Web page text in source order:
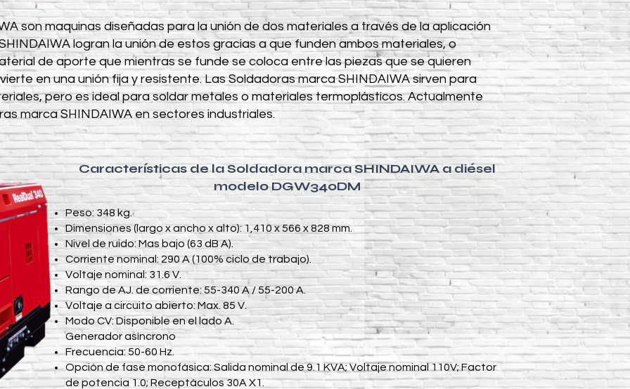
son maquinas diseñadas para la unión de dos materiales a través de la aplicación
logran la unión de estos gracias a que funden ambos materiales, o
de aporte que mientras se funde se coloca entre las piezas que se quieren
en una unión fija y resistente. Las Soldadoras marca SHINDAIWA sirven para
pero es ideal para soldar metales o materiales termoplásticos. Actualmente
marca SHINDAIWA en sectores industriales.
Características de la Soldadora marca SHINDAIWA a diésel
modelo DGW340DM
Peso: 348 kg.​
Dimensiones (largo x ancho x alto): 1,410 x 566 x 828 mm.
Nivel de ruido: Mas bajo (63 dB A).
Corriente nominal: 290 A (100% ciclo de trabajo).
Voltaje nominal: 31.6 V.
Rango de AJ. de corriente: 55-340 A / 55-200 A.
Voltaje a circuito abierto: Max. 85 V.
Modo CV: Disponible en el lado A.
Generador asíncrono
Frecuencia: 50-60 Hz.
Opción de fase monofásica: Salida nominal de 9.1 KVA; Voltaje nominal 110V; Factor
de potencia 1.0; Receptáculos 30A X1.